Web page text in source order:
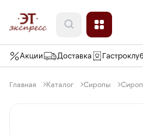
Акции Доставка Гастроклуб
Главная Каталог Сиропы Сироп